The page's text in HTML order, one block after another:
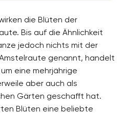
weiss die Blüten der
Bis auf die Ähnlichkeit
jedoch nichts mit der
genannt, handelt
eine mehrjährige
aber auch als
Gärten geschafft hat.
Blüten eine beliebte